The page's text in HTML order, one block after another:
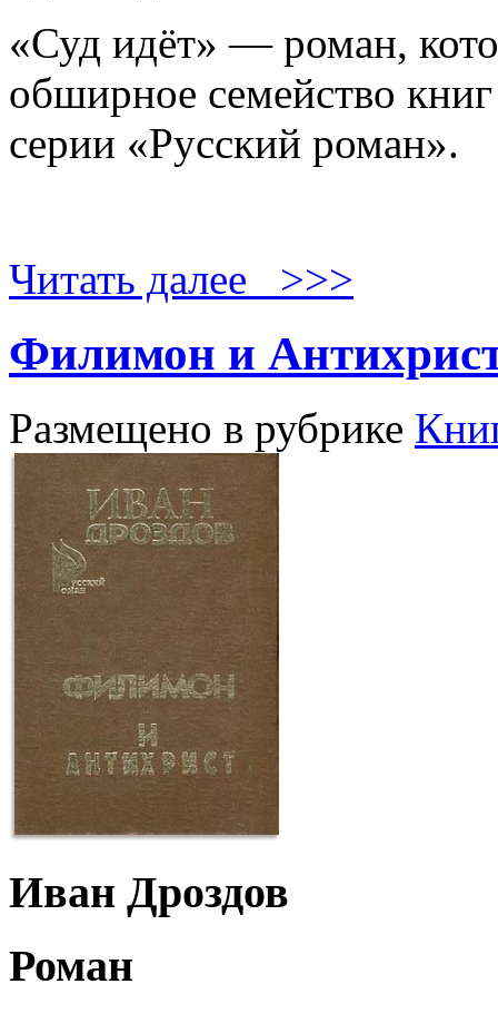
«Суд идёт» — роман,
обширное семейство
серии «Русский роман».
Читать далее >>>
Филимон и
Размещено в рубрике
Иван Дроздов
Роман